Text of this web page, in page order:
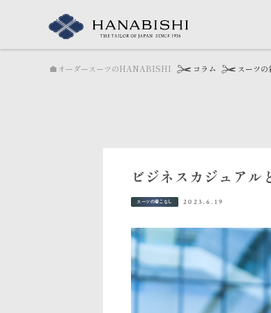
オーダースーツのHANABISHI コラム スーツの
ビジネスカジュアル
スーツの着こなし 2023.6.19